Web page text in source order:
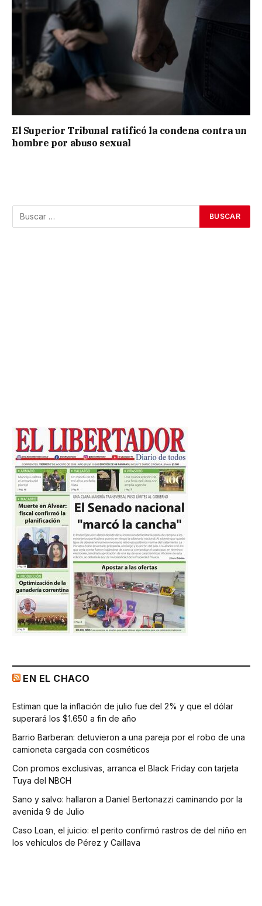
El Superior Tribunal ratificó la condena contra un
hombre por abuso sexual
EN EL CHACO
Estiman que la inflación de julio fue del 2% y que el dólar
superará los $1.650 a fin de año
Barrio Barberan: detuvieron a una pareja por el robo de una
camioneta cargada con cosméticos
Con promos exclusivas, arranca el Black Friday con tarjeta
Tuya del NBCH
Sano y salvo: hallaron a Daniel Bertonazzi caminando por la
avenida 9 de Julio
Caso Loan, el juicio: el perito confirmó rastros de del niño en
los vehículos de Pérez y Caillava